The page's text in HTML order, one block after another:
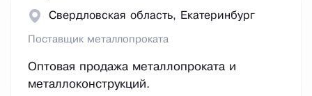
Свердловская область, Екатеринбург
Поставщик металлопроката
Оптовая продажа металлопроката и
металлоконструкций.